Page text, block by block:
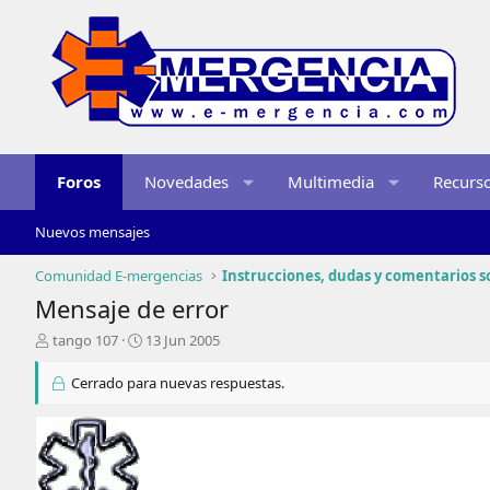
Foros Novedades Multimedia
Nuevos mensajes
Comunidad E-mergencias
Mensaje de error
I
i
a
d
o
tango 107
F
c
13 Jun 2005
Cerrado para nuevas respuestas.